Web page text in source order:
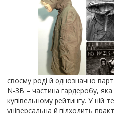
своєму роді й однозначно
N-3B – частина гардеробу,
купівельному рейтингу. У ній
універсальна й підходить